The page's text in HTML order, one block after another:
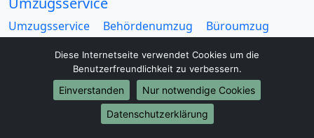
Umzugsservice Behördenumzug
Büroumzug
Mini Umzug
Praxisumzug
Privatumzug
Seniorenumzug
Studentenumzug
Beiladung
Entrümpelung
Halteverbotszone
Klaviertransport
Haushaltsauflösung
Möbeltaxi
Möbelmitfahrzentrale
Umzugskartons
Diese Internetseite verwendet Cookies um die
Benutzerfreundlichkeit zu verbessern.
Einverstanden
Nur notwendige Cookies
Datenschutzerklärung